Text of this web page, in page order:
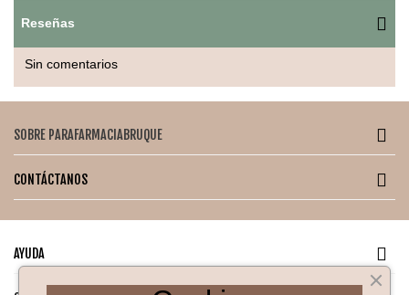
Formato spray fácil de aplicar
Fórmula sin alcohol, suave con la piel
Textura ligera de rápida absorción
Resistente al agua
Agitar antes de usar. Aplicar generosamente sobre la piel
Reseñas
Sin comentarios
SOBRE PARAFARMACIABRUQUE
CONTÁCTANOS
AYUDA